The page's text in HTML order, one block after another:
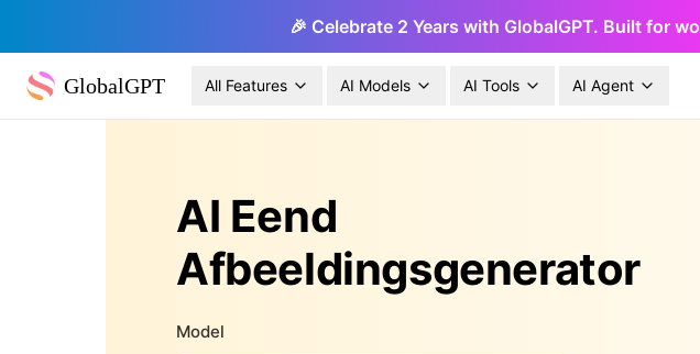
🎉 Celebrate 2 Years with GlobalGPT. Built for
GlobalGPT All Features AI Models AI Tools AI Agent
AI Eend
Afbeeldingsgenerator
Model